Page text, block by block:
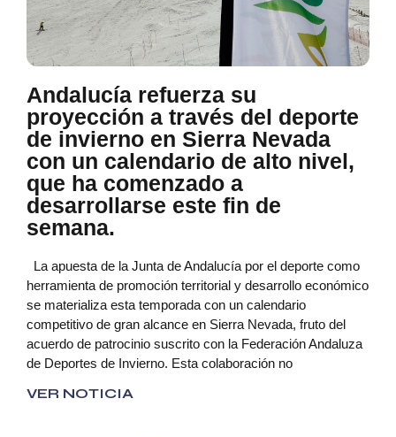
Andalucía refuerza su
proyección a través del deporte
de invierno en Sierra Nevada
con un calendario de alto nivel,
que ha comenzado a
desarrollarse este fin de
semana.
La apuesta de la Junta de Andalucía por el deporte como
herramienta de promoción territorial y desarrollo económico
se materializa esta temporada con un calendario
competitivo de gran alcance en Sierra Nevada, fruto del
acuerdo de patrocinio suscrito con la Federación Andaluza
de Deportes de Invierno. Esta colaboración no
VER NOTICIA